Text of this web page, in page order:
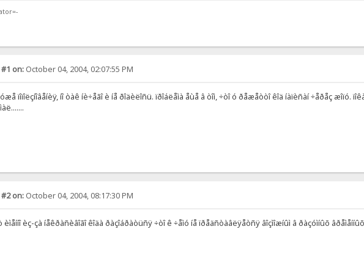
on:October 04, 2004, 02:07:55 PM
ïîïîëçíîâåíèÿ, íî òàê íè÷åãî è íå ðîäèëîñü. ïðîáëåìà åùå â òîì, ÷òî ó ðåæåòòî êîä íàïèñàí ÷åðåç æîïó.
on:October 04, 2004, 08:17:30 PM
èìåííî èç-çà íåêðàñèâîãî êîäà ðàçîáðàòüñÿ ÷òî ê ÷åìó íå ïðåäñòàâëÿåòñÿ âîçìîæíûì â ðàçóìíûõ